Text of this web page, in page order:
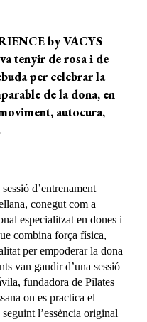
by VACYS
tenyir de rosa i de
per celebrar la
de la dona, en
autocura,
d’entrenament
conegut com a
especialitzat en dones i
combina força física,
per empoderar la dona
van gaudir d’una sessió
fundadora de Pilates
on es practica el
l’essència original